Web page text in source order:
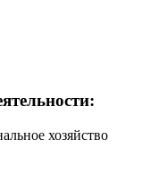
хозяйство